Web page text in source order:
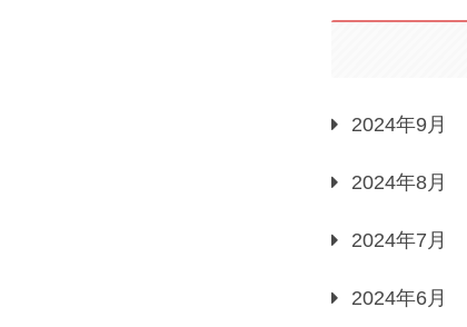
2024年9月
2024年8月
2024年7月
2024年6月